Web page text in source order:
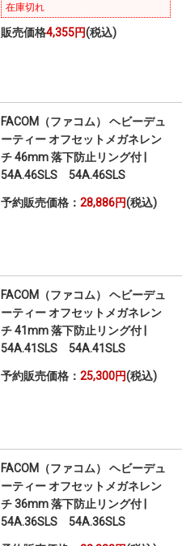
在庫切れ
販売価格4,355円(税込)
FACOM（ファコム） ヘビーデュ
ーティー オフセットメガネレン
チ 46mm 落下防止リング付 |
54A.46SLS 54A.46SLS
予約販売価格： 28,886円(税込)
FACOM（ファコム） ヘビーデュ
ーティー オフセットメガネレン
チ 41mm 落下防止リング付 |
54A.41SLS 54A.41SLS
予約販売価格： 25,300円(税込)
FACOM（ファコム） ヘビーデュ
ーティー オフセットメガネレン
チ 36mm 落下防止リング付 |
54A.36SLS 54A.36SLS